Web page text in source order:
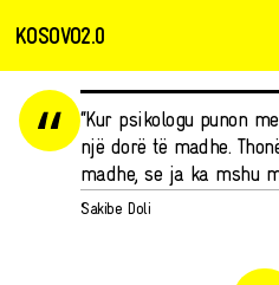
KOSOVO2.0
“Kur psikologu punon
një dorë të madhe.
madhe, se ja ka mshu
Sakibe Doli